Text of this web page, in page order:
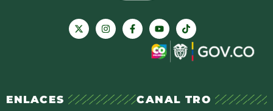
ENLACES CANAL TRO